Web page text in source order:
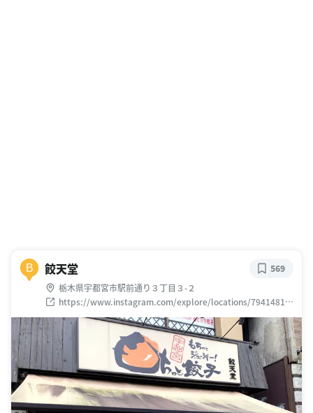
B 餃天堂
栃木県宇都宮市駅前通り３丁目３-２
https://www.instagram.com/explore/locations/79414811
4066808
569